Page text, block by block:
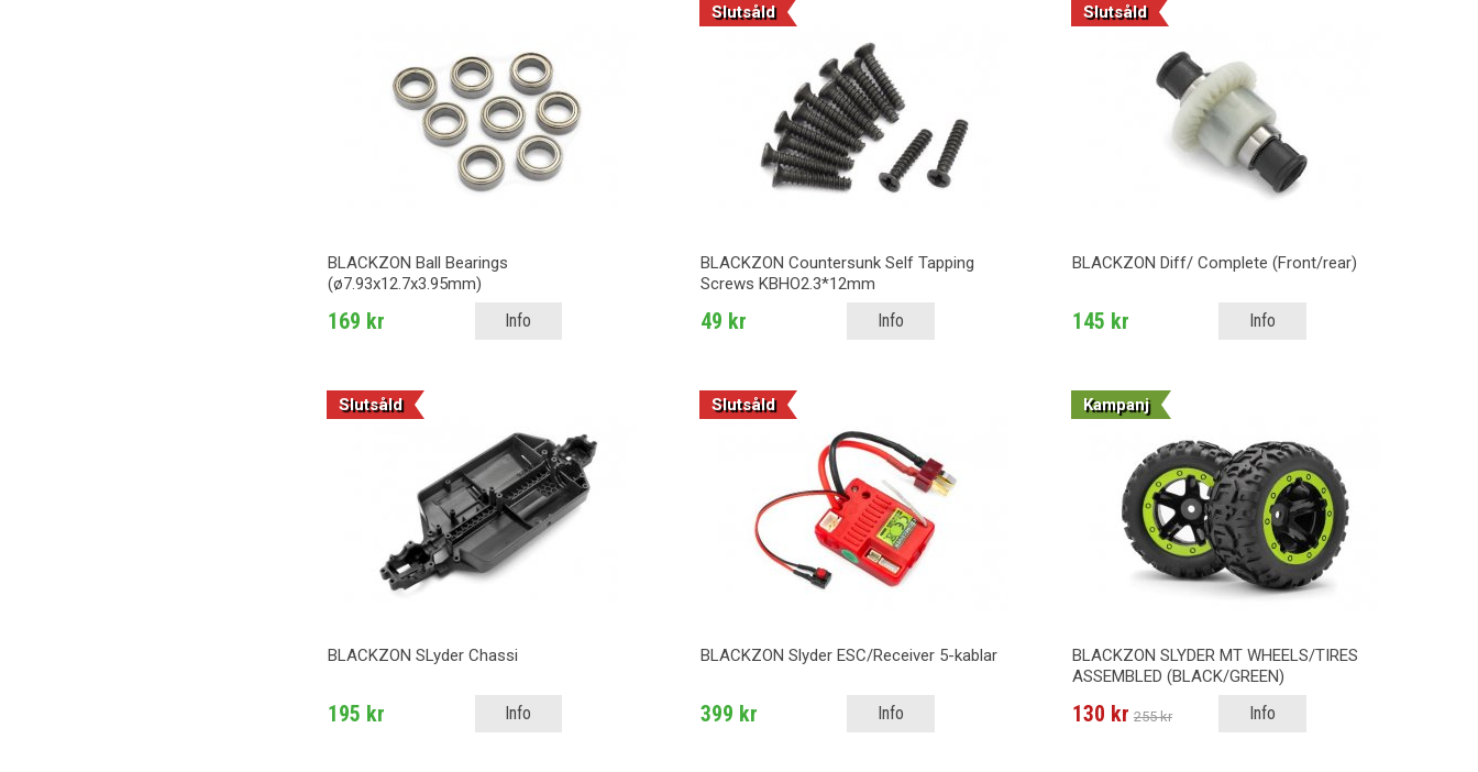
BLACKZON Ball Bearings
(ø7.93x12.7x3.95mm)
169 kr Info
Slutsåld
BLACKZON Countersunk Self Tapping
Screws KBHO2.3*12mm
49 kr Info
Slutsåld
BLACKZON Diff/ Complete (Front/rear)
145 kr Info
Slutsåld
BLACKZON SLyder Chassi
195 kr Info
Slutsåld
BLACKZON Slyder ESC/Receiver 5-kablar
399 kr Info
Kampanj
BLACKZON SLYDER MT WHEELS/TIRES
ASSEMBLED (BLACK/GREEN)
130 kr 255 kr Info